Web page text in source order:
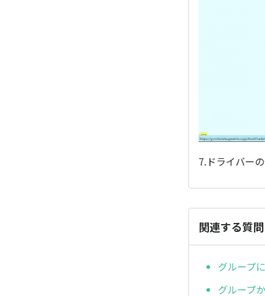
7.ドライバー
関連する質問
グループ
グループ